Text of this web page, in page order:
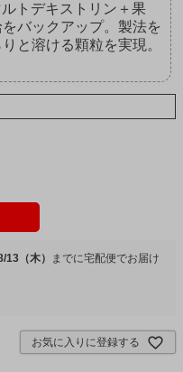
トデキストリン＋果
バックアップ。製法を
と溶ける顆粒を実現。
13（木） 宅配便
お気に入りに登録する